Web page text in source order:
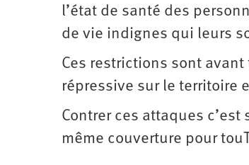
l’état de santé des
de vie indignes qui leurs
Ces restrictions sont
répressive sur le territoire
Contrer ces attaques
même couverture pour